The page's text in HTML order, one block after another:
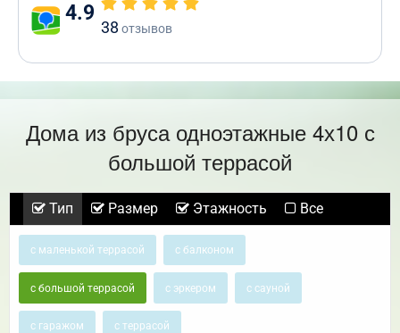
4.9
38 отзывов
Дома из бруса одноэтажные 4х10 с
большой террасой
Тип Размер Этажность Все
с маленькой террасой с балконом
с большой террасой с эркером с сауной
с гаражом с террасой